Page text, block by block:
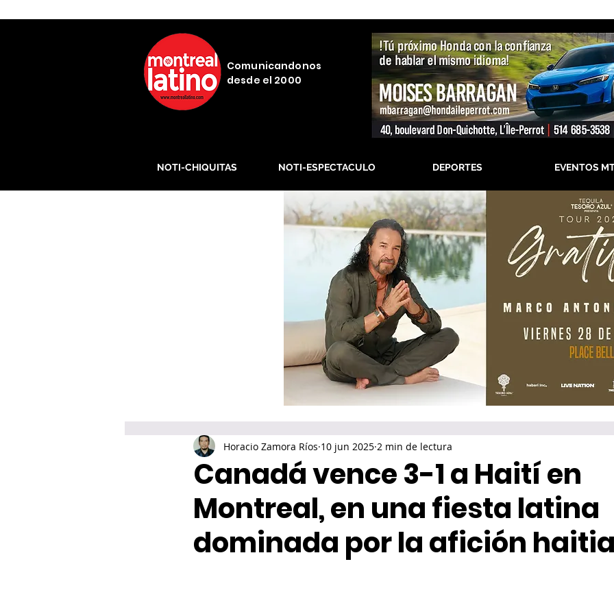
Comunicandonos
desde el 2000
NOTI-CHIQUITAS NOTI-ESPECTACULO DEPORTES EVENTOS
Canadá vence 3-1 a Haití en
Montreal, en una fiesta latina
dominada por la afición
Horacio Zamora Ríos 10 jun 2025 2 min de lectura